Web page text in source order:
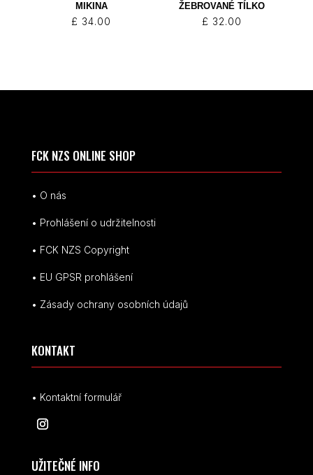
MIKINA
£ 34.00
ŽEBROVANÉ TÍLKO
£ 32.00
FCK NZS ONLINE SHOP
• O nás
• Prohlášení o udržitelnosti
• FCK NZS Copyright
• EU GPSR prohlášení
• Zásady ochrany osobních údajů
KONTAKT
• Kontaktní formulář
UŽITEČNÉ INFO